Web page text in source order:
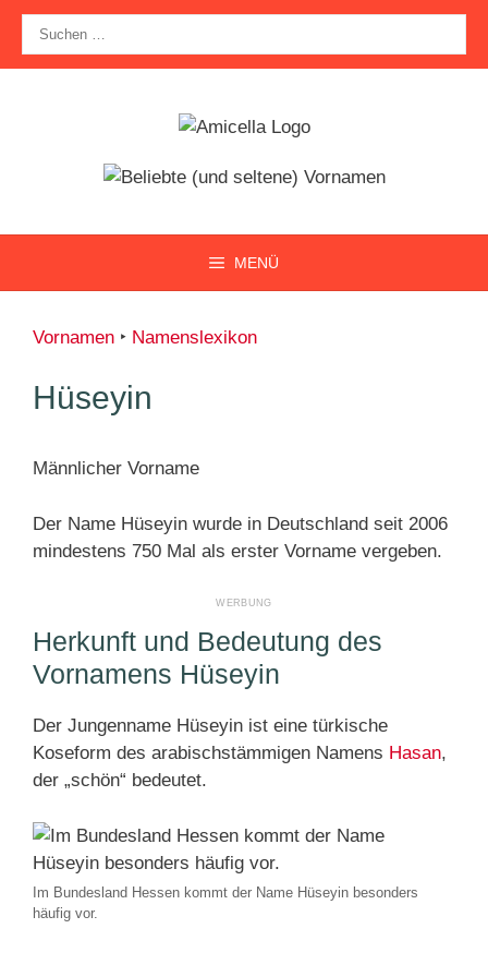
Zum
Inhalt
springen
nach:
MENÜ
Vornamen ‣ Namenslexikon
Hüseyin
Männlicher Vorname
Der Name Hüseyin wurde in Deutschland seit 2006
mindestens 750 Mal als erster Vorname vergeben.
Herkunft und Bedeutung des
Vornamens Hüseyin
Der Jungenname Hüseyin ist eine türkische
Koseform des arabischstämmigen Namens Hasan,
der „schön“ bedeutet.
Im Bundesland Hessen kommt der Name Hüseyin besonders
häufig vor.